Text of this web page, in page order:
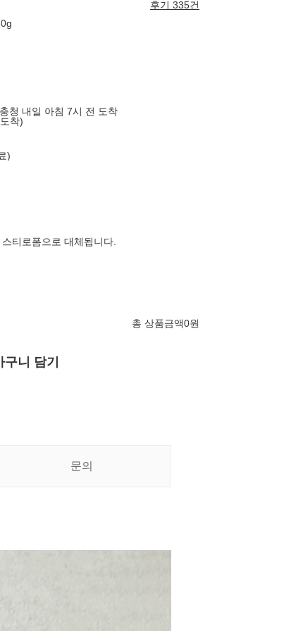
후기 335건
청 내일 아침 7시 전 도착
착)
)
티로폼으로 대체됩니다.
총 상품금액0원
구니 담기
문의